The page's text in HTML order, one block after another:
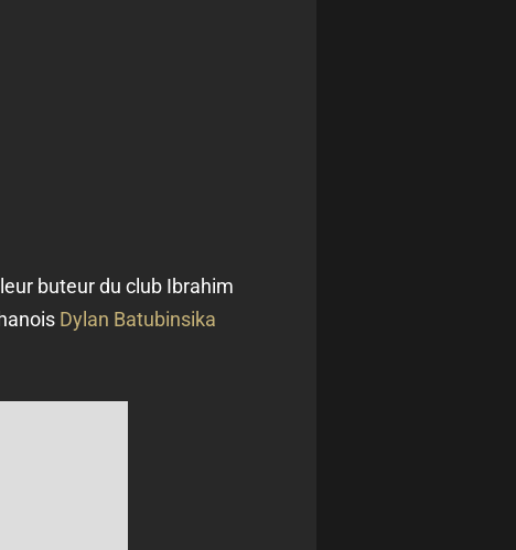
buteur du club Ibrahim
Dylan Batubinsika